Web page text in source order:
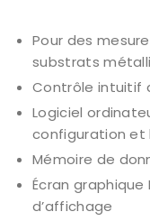
Pour des
substrats
Contrôle intuitif
Logiciel
configuration et
Mémoire de
Écran
d’affichage